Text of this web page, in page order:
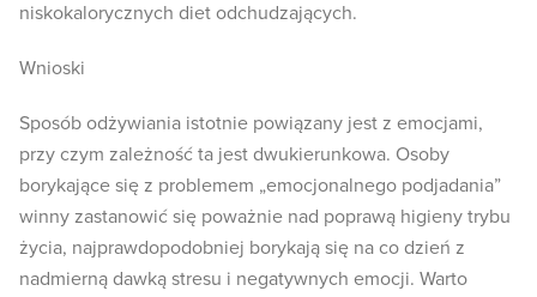
niskokalorycznych diet odchudzających.
Wnioski
Sposób odżywiania istotnie powiązany jest z emocjami,
przy czym zależność ta jest dwukierunkowa. Osoby
borykające się z problemem „emocjonalnego podjadania”
winny zastanowić się poważnie nad poprawą higieny trybu
życia, najprawdopodobniej borykają się na co dzień z
nadmierną dawką stresu i negatywnych emocji. Warto